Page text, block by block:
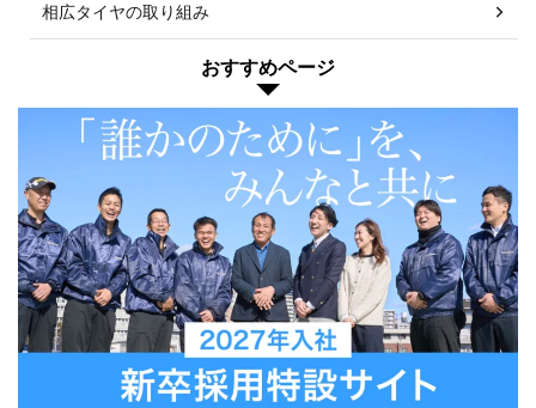
相広タイヤの取り組み
おすすめページ